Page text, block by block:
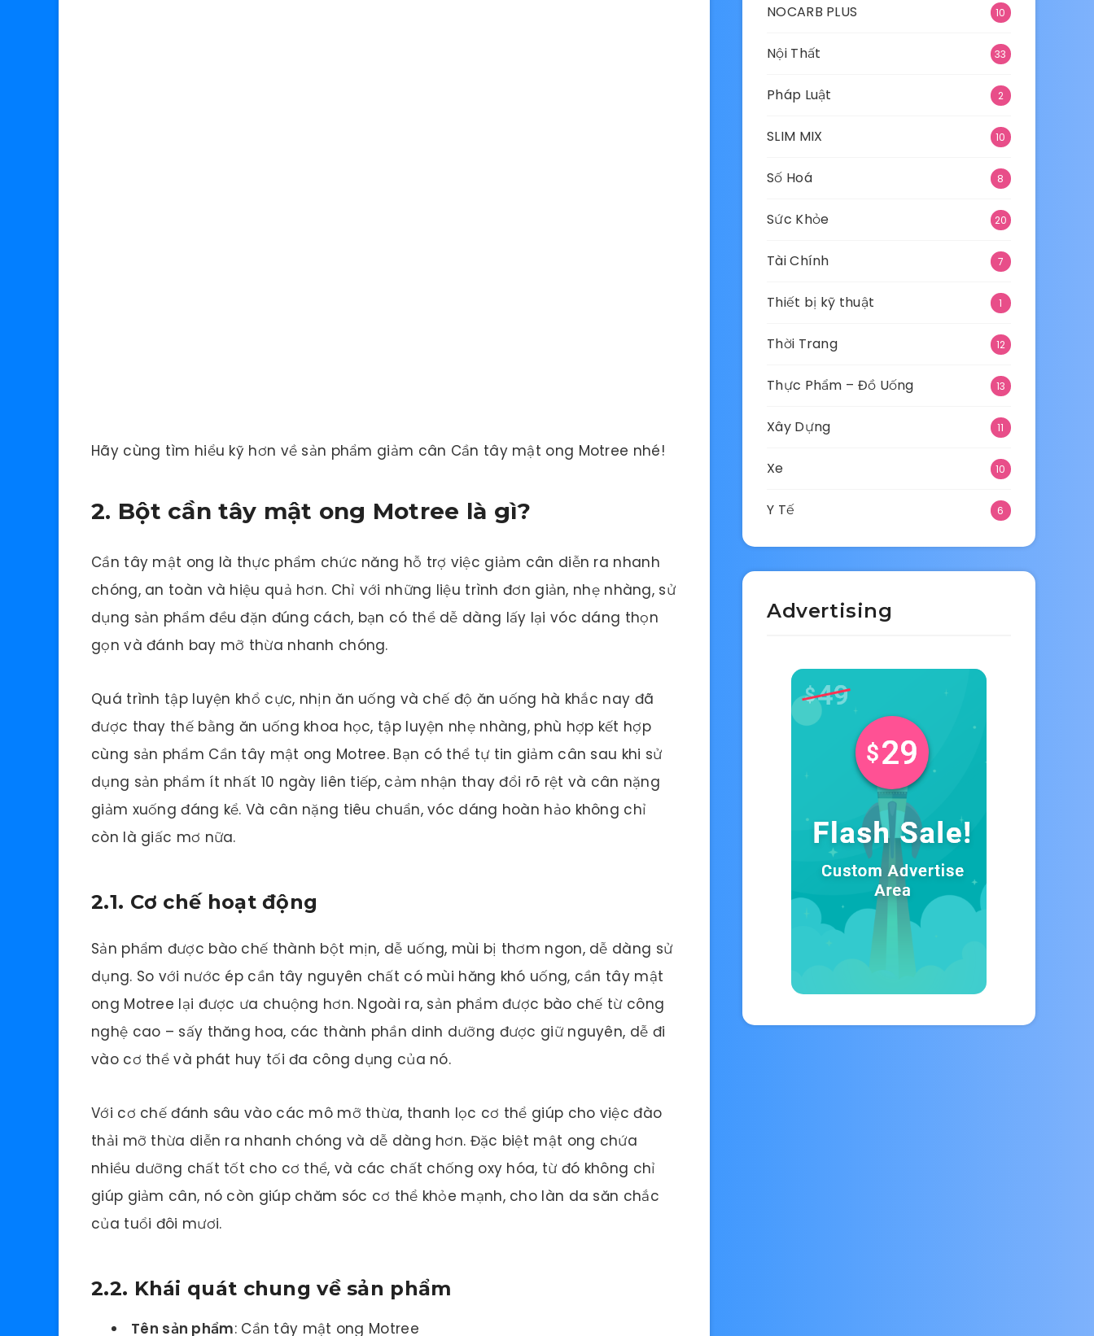
Hãy cùng tìm hiểu kỹ hơn về sản phẩm giảm cân Cần tây mật ong Motree nhé!
2. Bột cần tây mật ong Motree là gì?
Cần tây mật ong là thực phẩm chức năng hỗ trợ việc giảm cân diễn ra nhanh
chóng, an toàn và hiệu quả hơn. Chỉ với những liệu trình đơn giản, nhẹ nhàng, sử
dụng sản phẩm đều đặn đúng cách, bạn có thể dễ dàng lấy lại vóc dáng thọn
gọn và đánh bay mỡ thừa nhanh chóng.
Quá trình tập luyện khổ cực, nhịn ăn uống và chế độ ăn uống hà khắc nay đã
được thay thế bằng ăn uống khoa học, tập luyện nhẹ nhàng, phù hợp kết hợp
cùng sản phẩm Cần tây mật ong Motree. Bạn có thể tự tin giảm cân sau khi sử
dụng sản phẩm ít nhất 10 ngày liên tiếp, cảm nhận thay đổi rõ rệt và cân nặng
giảm xuống đáng kể. Và cân nặng tiêu chuẩn, vóc dáng hoàn hảo không chỉ
còn là giấc mơ nữa.
2.1. Cơ chế hoạt động
Sản phẩm được bào chế thành bột mịn, dễ uống, mùi bị thơm ngon, dễ dàng sử
dụng. So với nước ép cần tây nguyên chất có mùi hăng khó uống, cần tây mật
ong Motree lại được ưa chuộng hơn. Ngoài ra, sản phẩm được bào chế từ công
nghệ cao – sấy thăng hoa, các thành phần dinh dưỡng được giữ nguyên, dễ đi
vào cơ thể và phát huy tối đa công dụng của nó.
Với cơ chế đánh sâu vào các mô mỡ thừa, thanh lọc cơ thể giúp cho việc đào
thải mỡ thừa diễn ra nhanh chóng và dễ dàng hơn. Đặc biệt mật ong chứa
nhiều dưỡng chất tốt cho cơ thể, và các chất chống oxy hóa, từ đó không chỉ
giúp giảm cân, nó còn giúp chăm sóc cơ thể khỏe mạnh, cho làn da săn chắc
của tuổi đôi mươi.
2.2. Khái quát chung về sản phẩm
Tên sản phẩm: Cần tây mật ong Motree
NOCARB PLUS 10
Nội Thất 33
Pháp Luật 2
SLIM MIX 10
Số Hoá 8
Sức Khỏe 20
Tài Chính 7
Thiết bị kỹ thuật 1
Thời Trang 12
Thực Phẩm – Đồ Uống 13
Xây Dựng 11
Xe 10
Y Tế 6
Advertising